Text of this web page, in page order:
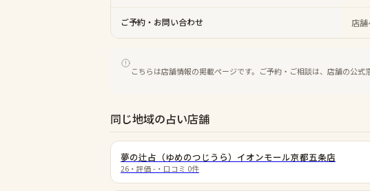
ご予約・お問い合わせ 店
こちらは店舗情報の掲載ページです。ご予約・ご相談は、店舗の公
同じ地域の占い店舗
夢の辻占（ゆめのつじうら）イオンモール京都五条店
26 ・評価 - ・口コミ 0件